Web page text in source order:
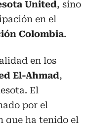
United, sino
en el
Colombia.
en los
El-Ahmad,
El
por el
que ha tenido el